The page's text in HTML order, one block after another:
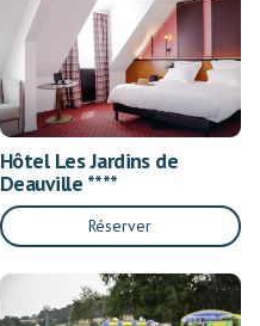
Hôtel Les Jardins de
Deauville ****
Réserver